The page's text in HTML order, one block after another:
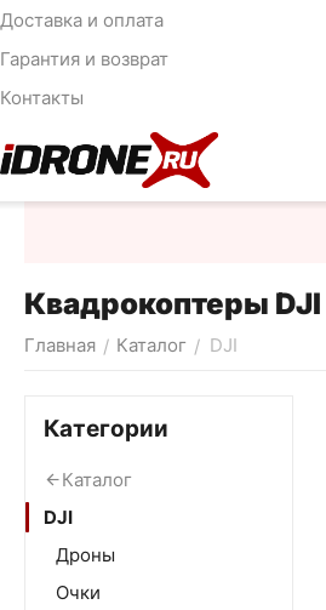
Доставка и оплата
Гарантия и возврат
Контакты
Квадрокоптеры DJI
Главная / Каталог / DJI
Категории
Каталог
DJI
Дроны
Очки